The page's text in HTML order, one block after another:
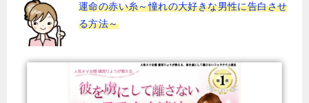
運命の赤い糸～憧れの大好きな男性に告白させ
る方法～